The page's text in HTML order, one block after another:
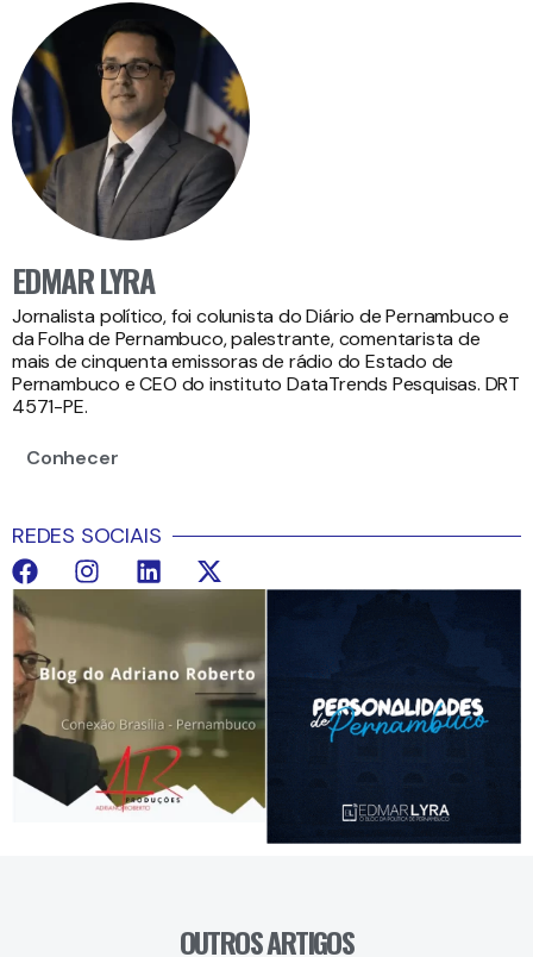
EDMAR LYRA
Jornalista político, foi colunista do Diário de Pernambuco e
da Folha de Pernambuco, palestrante, comentarista de
mais de cinquenta emissoras de rádio do Estado de
Pernambuco e CEO do instituto DataTrends Pesquisas. DRT
4571-PE.
Conhecer
REDES SOCIAIS
OUTROS ARTIGOS